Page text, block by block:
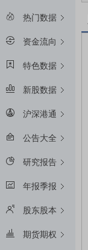
热门数据
资金流向
特色数据
新股数据
沪深港通
公告大全
研究报告
年报季报
股东股本
期货期权